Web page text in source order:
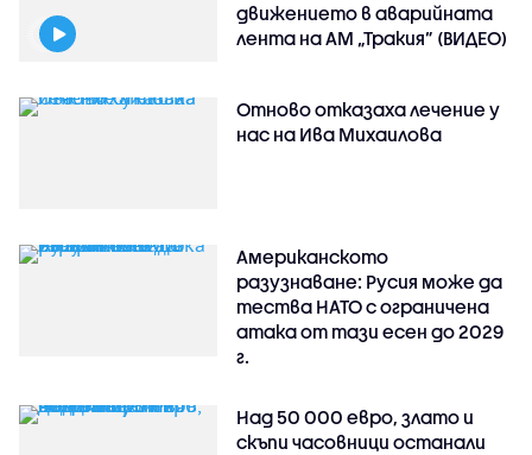
движението в аварийната
лента на АМ „Тракия” (ВИДЕО)
Отново отказаха лечение у
нас на Ива Михаилова
Американското
разузнаване: Русия може да
тества НАТО с ограничена
атака от тази есен до 2029
г.
Над 50 000 евро, злато и
скъпи часовници останали